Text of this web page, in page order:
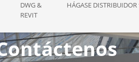
DWG &
REVIT
HÁGASE DISTRIBUIDOR